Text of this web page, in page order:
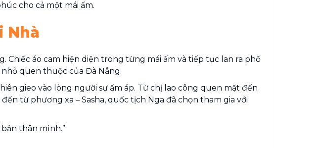
cho cả một mái ấm.
Nhà
áo cam hiện diện trong từng mái ấm và tiếp tục lan ra phố
quen thuộc của Đà Nẵng.
gieo vào lòng người sự ấm áp. Từ chị lao công quen mặt đến
từ phương xa – Sasha, quốc tịch Nga đã chọn tham gia với
thân mình.”